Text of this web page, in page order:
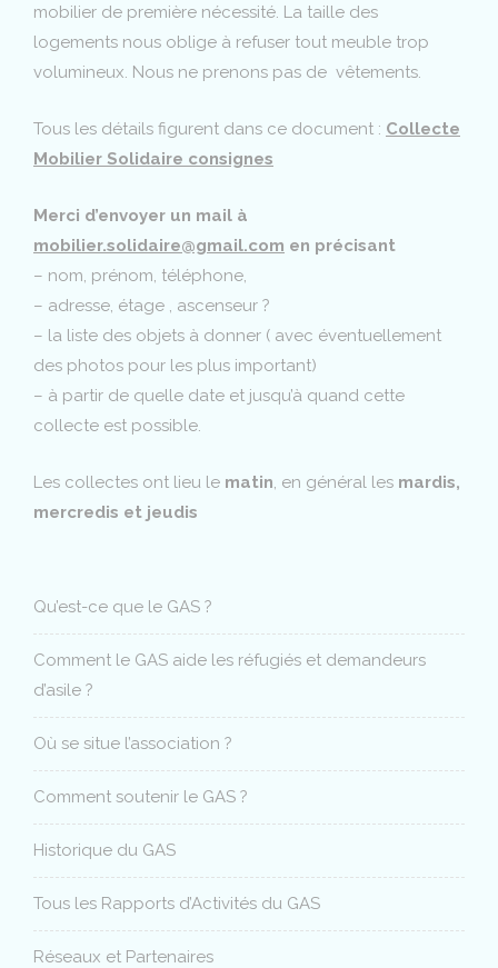
mobilier de première nécessité. La taille des
logements nous oblige à refuser tout meuble trop
volumineux. Nous ne prenons pas de vêtements.
Tous les détails figurent dans ce document : Collecte
Mobilier Solidaire consignes
Merci d’envoyer un mail à
mobilier.solidaire@gmail.com en précisant
– nom, prénom, téléphone,
– adresse, étage , ascenseur ?
– la liste des objets à donner ( avec éventuellement
des photos pour les plus important)
– à partir de quelle date et jusqu’à quand cette
collecte est possible.
Les collectes ont lieu le matin , en général les mardis,
mercredis et jeudis
Qu’est-ce que le GAS ?
Comment le GAS aide les réfugiés et demandeurs
d’asile ?
Où se situe l’association ?
Comment soutenir le GAS ?
Historique du GAS
Tous les Rapports d’Activités du GAS
Réseaux et Partenaires